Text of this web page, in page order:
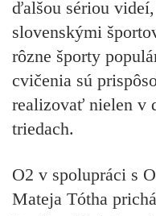
ďalšou sériou
slovenskými
rôzne športy
cvičenia sú
realizovať nielen v
triedach.
O2 v spolupráci s
Mateja Tótha